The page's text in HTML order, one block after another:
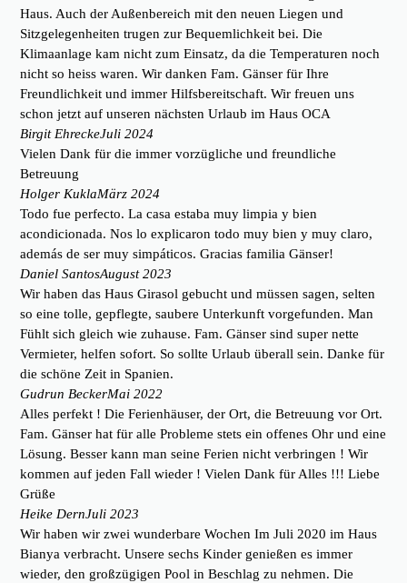
Haus. Auch der Außenbereich mit den neuen Liegen und
Sitzgelegenheiten trugen zur Bequemlichkeit bei. Die
Klimaanlage kam nicht zum Einsatz, da die Temperaturen noch
nicht so heiss waren. Wir danken Fam. Gänser für Ihre
Freundlichkeit und immer Hilfsbereitschaft. Wir freuen uns
schon jetzt auf unseren nächsten Urlaub im Haus OCA
Birgit EhreckeJuli 2024
Vielen Dank für die immer vorzügliche und freundliche
Betreuung
Holger KuklaMärz 2024
Todo fue perfecto. La casa estaba muy limpia y bien
acondicionada. Nos lo explicaron todo muy bien y muy claro,
además de ser muy simpáticos. Gracias familia Gänser!
Daniel SantosAugust 2023
Wir haben das Haus Girasol gebucht und müssen sagen, selten
so eine tolle, gepflegte, saubere Unterkunft vorgefunden. Man
Fühlt sich gleich wie zuhause. Fam. Gänser sind super nette
Vermieter, helfen sofort. So sollte Urlaub überall sein. Danke für
die schöne Zeit in Spanien.
Gudrun BeckerMai 2022
Alles perfekt ! Die Ferienhäuser, der Ort, die Betreuung vor Ort.
Fam. Gänser hat für alle Probleme stets ein offenes Ohr und eine
Lösung. Besser kann man seine Ferien nicht verbringen ! Wir
kommen auf jeden Fall wieder ! Vielen Dank für Alles !!! Liebe
Grüße
Heike DernJuli 2023
Wir haben wir zwei wunderbare Wochen Im Juli 2020 im Haus
Bianya verbracht. Unsere sechs Kinder genießen es immer
wieder, den großzügigen Pool in Beschlag zu nehmen. Die